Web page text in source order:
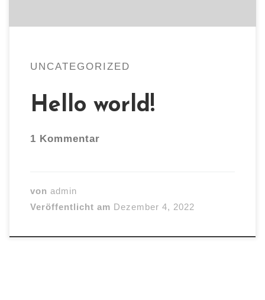
UNCATEGORIZED
Hello world!
1 Kommentar
von admin
Veröffentlicht am Dezember 4, 2022